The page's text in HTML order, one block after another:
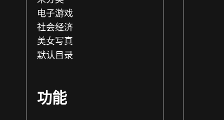
电子游戏
社会经济
美女写真
默认目录
功能